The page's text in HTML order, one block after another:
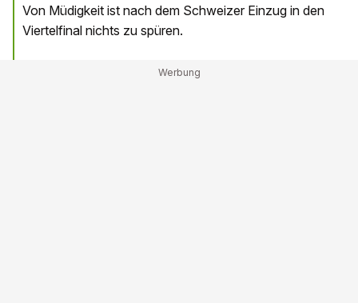
Von Müdigkeit ist nach dem Schweizer Einzug in den
Viertelfinal nichts zu spüren.